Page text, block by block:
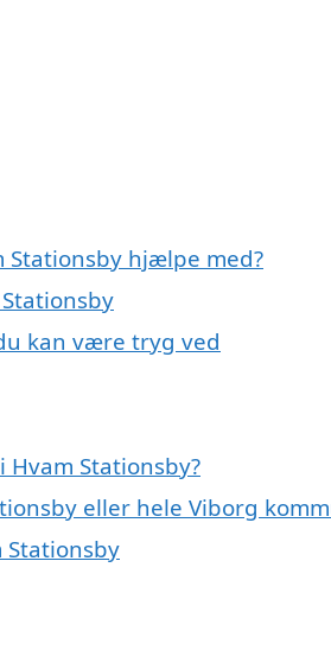
Stationsby hjælpe med?
kan være tryg ved
Stationsby?
eller hele Viborg